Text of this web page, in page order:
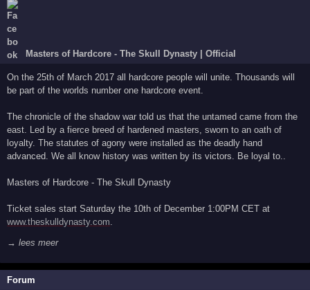
Masters of Hardcore - The Skull Dynasty | Official
On the 25th of March 2017 all hardcore people will unite. Thousands will
be part of the worlds number one hardcore event.
The chronicle of the shadow war told us that the untamed came from the
east. Led by a fierce breed of hardened masters, sworn to an oath of
loyalty. The statutes of agony were installed as the deadly hand
advanced. We all know history was written by its victors. Be loyal to..
Masters of Hardcore - The Skull Dynasty
Ticket sales start Saturday the 10th of December 1:00PM CET at
www.theskulldynasty.com.
→ lees meer
Forum